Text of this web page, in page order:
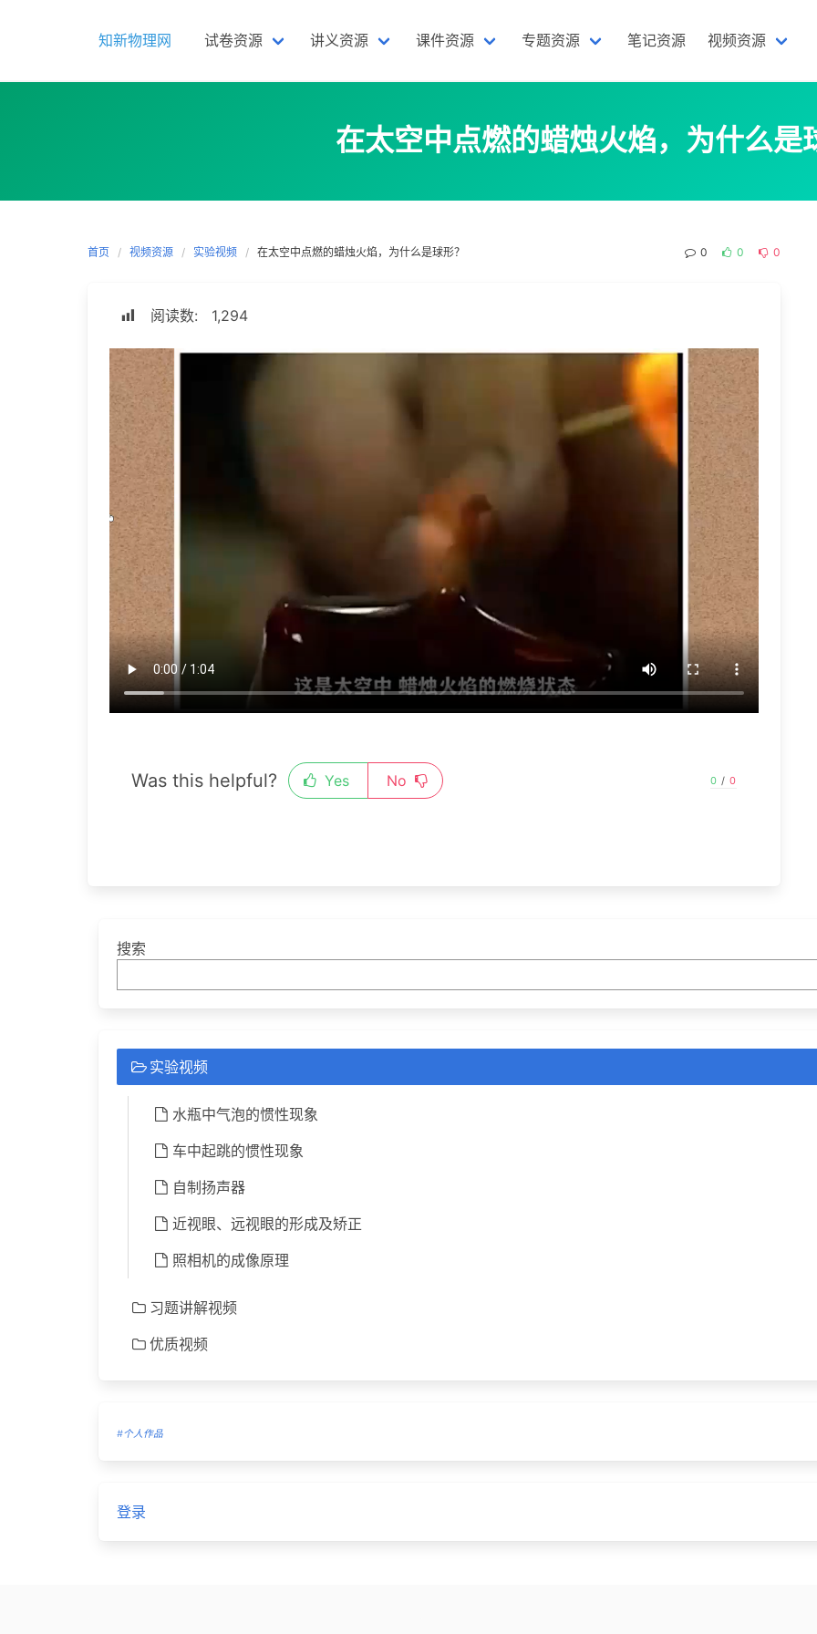
知新物理网 试卷资源 讲义资源 课件资源 专题资源 笔记资源 视频资源
在太空中点燃的蜡烛火焰，为什么是
首页 视频资源 实验视频 在太空中点燃的蜡烛火焰，为什么是球形？ 0 0 0
阅读数: 1,294
Was this helpful? Yes No 0 / 0
搜索
实验视频
水瓶中气泡的惯性现象
车中起跳的惯性现象
自制扬声器
近视眼、远视眼的形成及矫正
照相机的成像原理
习题讲解视频
优质视频
#个人作品
登录